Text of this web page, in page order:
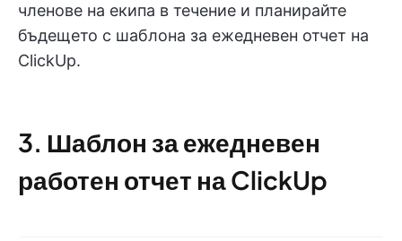
членове на екипа в течение и планирайте
бъдещето с шаблона за ежедневен отчет на
ClickUp.
3. Шаблон за ежедневен
работен отчет на ClickUp